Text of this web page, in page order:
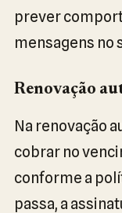
prever
mensagens no
Renovação
Na renovação
cobrar no
conforme a
passa, a